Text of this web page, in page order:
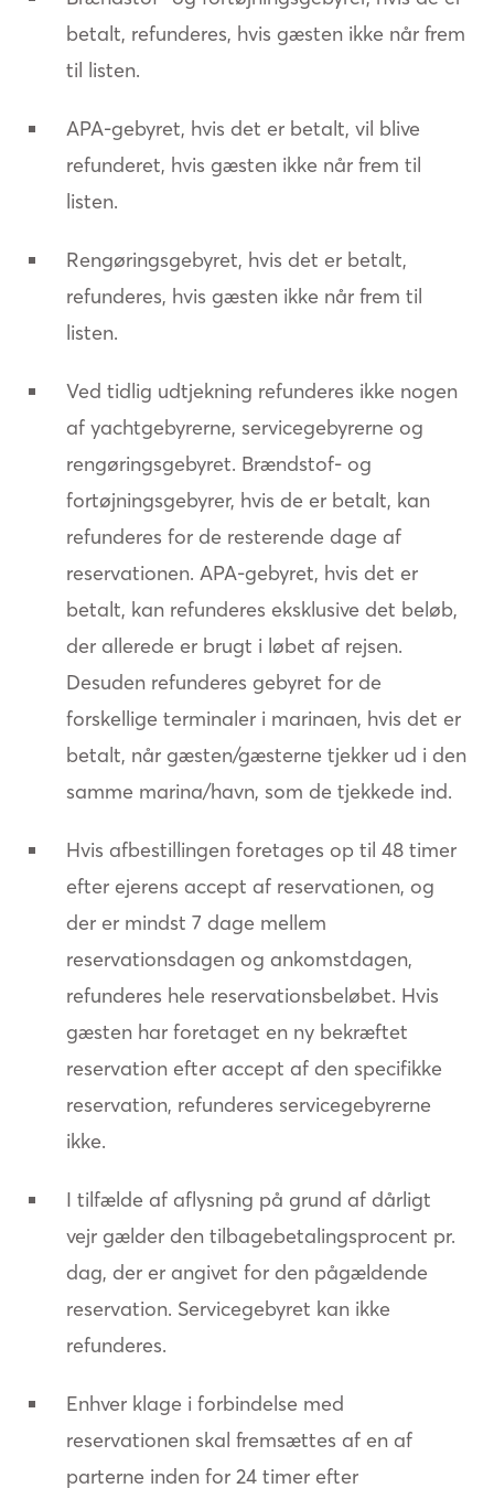
betalt, refunderes, hvis gæsten ikke når frem
til listen.
APA-gebyret, hvis det er betalt, vil blive
refunderet, hvis gæsten ikke når frem til
listen.
Rengøringsgebyret, hvis det er betalt,
refunderes, hvis gæsten ikke når frem til
listen.
Ved tidlig udtjekning refunderes ikke nogen
af yachtgebyrerne, servicegebyrerne og
rengøringsgebyret. Brændstof- og
fortøjningsgebyrer, hvis de er betalt, kan
refunderes for de resterende dage af
reservationen. APA-gebyret, hvis det er
betalt, kan refunderes eksklusive det beløb,
der allerede er brugt i løbet af rejsen.
Desuden refunderes gebyret for de
forskellige terminaler i marinaen, hvis det er
betalt, når gæsten/gæsterne tjekker ud i den
samme marina/havn, som de tjekkede ind.
Hvis afbestillingen foretages op til 48 timer
efter ejerens accept af reservationen, og
der er mindst 7 dage mellem
reservationsdagen og ankomstdagen,
refunderes hele reservationsbeløbet. Hvis
gæsten har foretaget en ny bekræftet
reservation efter accept af den specifikke
reservation, refunderes servicegebyrerne
ikke.
I tilfælde af aflysning på grund af dårligt
vejr gælder den tilbagebetalingsprocent pr.
dag, der er angivet for den pågældende
reservation. Servicegebyret kan ikke
refunderes.
Enhver klage i forbindelse med
reservationen skal fremsættes af en af
parterne inden for 24 timer efter